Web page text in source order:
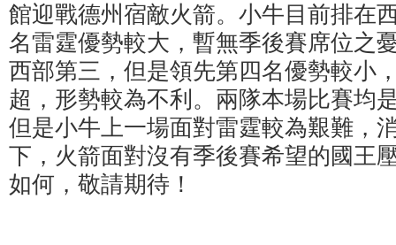
館迎戰德州宿敵火箭。小牛目前排在
名雷霆優勢較大，暫無季後賽席位之
西部第三，但是領先第四名優勢較小
超，形勢較為不利。兩隊本場比賽均
但是小牛上一場面對雷霆較為艱難，
下，火箭面對沒有季後賽希望的國王
如何，敬請期待！